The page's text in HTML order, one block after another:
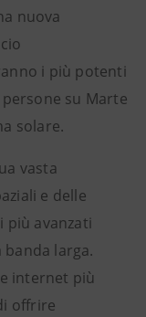
nuova
i più potenti
su Marte
solare.
vasta
e delle
più avanzati
larga.
internet più
offrire